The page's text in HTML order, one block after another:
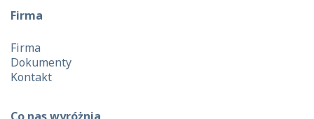
Firma
Firma
Dokumenty
Kontakt